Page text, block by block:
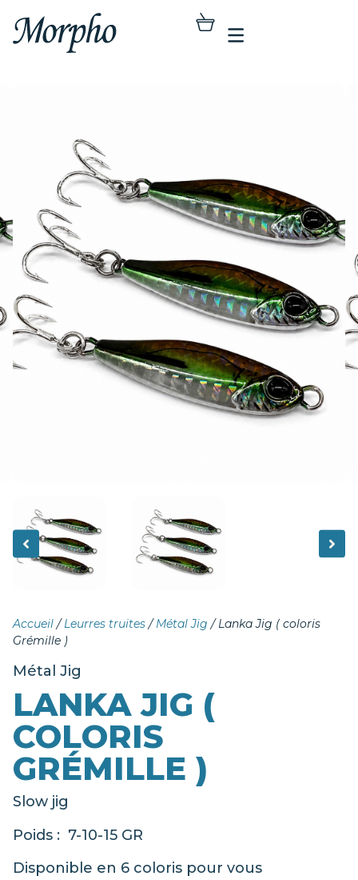
Accueil/ Leurres truites/ Métal Jig / Lanka Jig ( coloris
Grémille )
Métal Jig
LANKA JIG (
COLORIS
GRÉMILLE )
Slow jig
Poids : 7-10-15 GR
Disponible en 6 coloris pour vous